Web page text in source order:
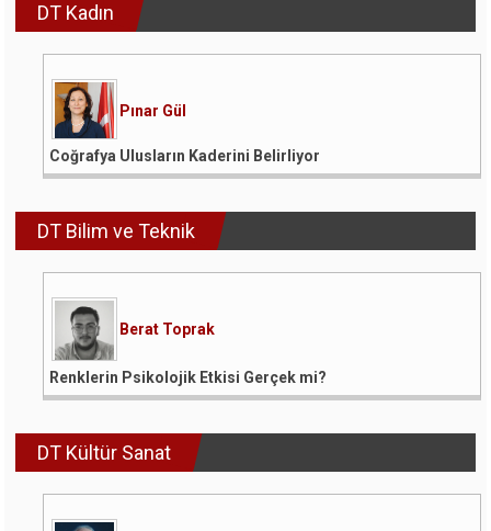
DT Kadın
Pınar Gül
Coğrafya Ulusların Kaderini Belirliyor
DT Bilim ve Teknik
Berat Toprak
Renklerin Psikolojik Etkisi Gerçek mi?
DT Kültür Sanat